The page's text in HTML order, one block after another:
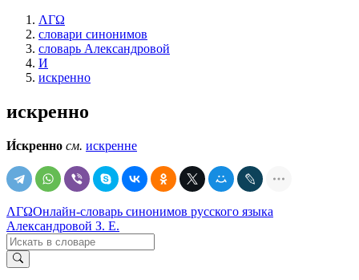
ΛΓΩ
словари синонимов
словарь Александровой
И
искренно
искренно
И́скренно см. искренне
ΛΓΩОнлайн-словарь синонимов русского языка
Александровой З. Е.